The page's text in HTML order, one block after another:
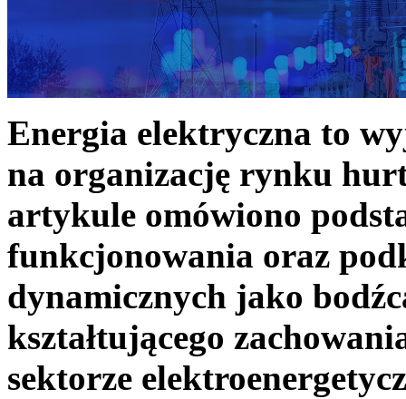
Energia elektryczna to
na organizację rynku
artykule omówiono
funkcjonowania oraz
dynamicznych jako
kształtującego
sektorze